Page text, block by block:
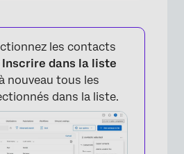
×
les contacts
Inscrire dans la liste
nouveau tous les
dans la liste.